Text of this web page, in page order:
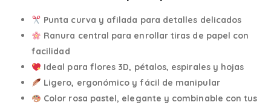
Punta curva y afilada para detalles delicados
Ranura central para enrollar tiras de papel con
facilidad
Ideal para flores 3D, pétalos, espirales y hojas
Ligero, ergonómico y fácil de manipular
Color rosa pastel, elegante y combinable con tus